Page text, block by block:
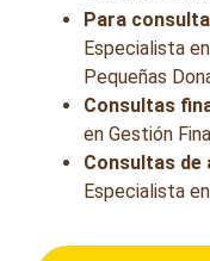
Para
Especialista
Pequeñas
Consultas
en Gestión
Consultas de
Especialista